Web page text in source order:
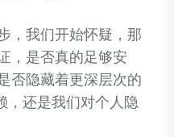
，我们开始怀疑，那
，是否真的足够安
否隐藏着更深层次的
还是我们对个人隐